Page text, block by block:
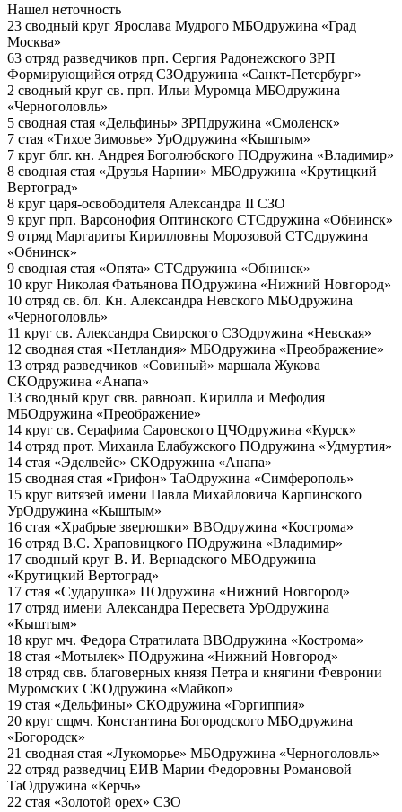
Нашел неточность
23 сводный круг Ярослава Мудрого МБОдружина «Град
Москва»
63 отряд разведчиков прп. Сергия Радонежского ЗРП
Формирующийся отряд СЗОдружина «Санкт-Петербург»
2 сводный круг св. прп. Ильи Муромца МБОдружина
«Черноголовль»
5 сводная стая «Дельфины» ЗРПдружина «Смоленск»
7 стая «Тихое Зимовье» УрОдружина «Кыштым»
7 круг блг. кн. Андрея Боголюбского ПОдружина «Владимир»
8 сводная стая «Друзья Нарнии» МБОдружина «Крутицкий
Вертоград»
8 круг царя-освободителя Александра II СЗО
9 круг прп. Варсонофия Оптинского СТСдружина «Обнинск»
9 отряд Маргариты Кирилловны Морозовой СТСдружина
«Обнинск»
9 сводная стая «Опята» СТСдружина «Обнинск»
10 круг Николая Фатьянова ПОдружина «Нижний Новгород»
10 отряд св. бл. Кн. Александра Невского МБОдружина
«Черноголовль»
11 круг св. Александра Свирского СЗОдружина «Невская»
12 сводная стая «Нетландия» МБОдружина «Преображение»
13 отряд разведчиков «Совиный» маршала Жукова
СКОдружина «Анапа»
13 сводный круг свв. равноап. Кирилла и Мефодия
МБОдружина «Преображение»
14 круг св. Серафима Саровского ЦЧОдружина «Курск»
14 отряд прот. Михаила Елабужского ПОдружина «Удмуртия»
14 стая «Эделвейс» СКОдружина «Анапа»
15 сводная стая «Грифон» ТаОдружина «Симферополь»
15 круг витязей имени Павла Михайловича Карпинского
УрОдружина «Кыштым»
16 стая «Храбрые зверюшки» ВВОдружина «Кострома»
16 отряд В.С. Храповицкого ПОдружина «Владимир»
17 сводный круг В. И. Вернадского МБОдружина
«Крутицкий Вертоград»
17 стая «Сударушка» ПОдружина «Нижний Новгород»
17 отряд имени Александра Пересвета УрОдружина
«Кыштым»
18 круг мч. Федора Стратилата ВВОдружина «Кострома»
18 стая «Мотылек» ПОдружина «Нижний Новгород»
18 отряд свв. благоверных князя Петра и княгини Февронии
Муромских СКОдружина «Майкоп»
19 стая «Дельфины» СКОдружина «Горгиппия»
20 круг сщмч. Константина Богородского МБОдружина
«Богородск»
21 сводная стая «Лукоморье» МБОдружина «Черноголовль»
22 отряд разведчиц ЕИВ Марии Федоровны Романовой
ТаОдружина «Керчь»
22 стая «Золотой орех» СЗО